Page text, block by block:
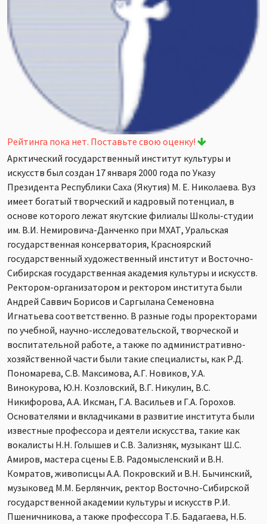
Рейтинга пока нет. Поставьте свою оценку!
Арктический государственный институт культуры и
искусств был создан 17 января 2000 года по Указу
Президента Республики Саха (Якутия) М. Е. Николаева. Вуз
имеет богатый творческий и кадровый потенциал, в
основе которого лежат якутские филиалы Школы-студии
им. В.И. Немировича-Данченко при МХАТ, Уральская
государственная консерватория, Красноярский
государственный художественный институт и Восточно-
Сибирская государственная академия культуры и искусств.
Ректором-организатором и ректором института были
Андрей Саввич Борисов и Саргылана Семеновна
Игнатьева соответственно. В разные годы проректорами
по учебной, научно-исследовательской, творческой и
воспитательной работе, а также по административно-
хозяйственной части были такие специалисты, как Р.Д.
Пономарева, С.В. Максимова, А.Г. Новиков, У.А.
Винокурова, Ю.Н. Козловский, В.Г. Никулин, В.С.
Никифорова, А.А. Иксман, Г.А. Васильев и Г.А. Горохов.
Основателями и вкладчиками в развитие института были
известные профессора и деятели искусства, такие как
вокалисты Н.Н. Голышев и С.В. Зализняк, музыкант Ш.С.
Амиров, мастера сцены Е.В. Радомысленский и В.Н.
Комратов, живописцы А.А. Покровский и В.Н. Бычинский,
музыковед М.М. Берлянчик, ректор Восточно-Сибирской
государственной академии культуры и искусств Р.И.
Пшеничникова, а также профессора Т.Б. Бадагаева, Н.Б.